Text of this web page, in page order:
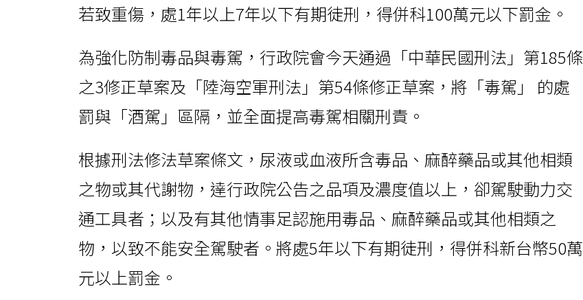
若致重傷，處1年以上7年以下有期徒刑，得併科100萬元以下罰金。
為強化防制毒品與毒駕，行政院會今天通過「中華民國刑法」第185條
之3修正草案及「陸海空軍刑法」第54條修正草案，將「毒駕」 的處
罰與「酒駕」區隔，並全面提高毒駕相關刑責。
根據刑法修法草案條文，尿液或血液所含毒品、麻醉藥品或其他相類
之物或其代謝物，達行政院公告之品項及濃度值以上，卻駕駛動力交
通工具者；以及有其他情事足認施用毒品、麻醉藥品或其他相類之
物，以致不能安全駕駛者。將處5年以下有期徒刑，得併科新台幣50萬
元以上罰金。